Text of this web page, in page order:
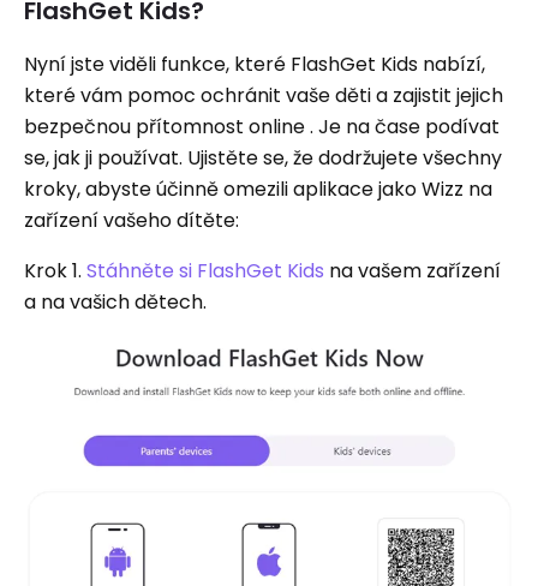
FlashGet Kids?
Nyní jste viděli funkce, které FlashGet Kids nabízí,
které vám pomoc ochránit vaše děti a zajistit jejich
bezpečnou přítomnost online . Je na čase podívat
se, jak ji používat. Ujistěte se, že dodržujete všechny
kroky, abyste účinně omezili aplikace jako Wizz na
zařízení vašeho dítěte:
Krok 1. Stáhněte si FlashGet Kids na vašem zařízení
a na vašich dětech.